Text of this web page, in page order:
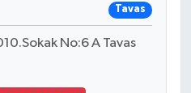
Tavas
No:6 A Tavas